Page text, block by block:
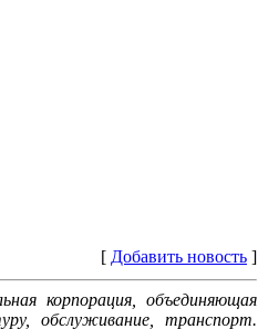
[ Добавить новость ]
корпорация, объединяющая
обслуживание, транспорт.